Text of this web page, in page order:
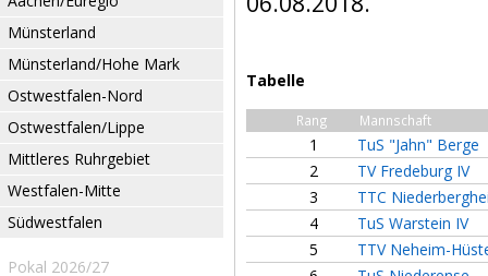
Münsterland
Münsterland/Hohe Mark
Ostwestfalen-Nord
Ostwestfalen/Lippe
Mittleres Ruhrgebiet
Westfalen-Mitte
Südwestfalen
Pokal 2026/27
Tabelle
Rang Mannschaft
1
TuS "Jahn" Berge
2
TV Fredeburg IV
3
TTC
4
TuS Warstein IV
5
TTV Neheim-